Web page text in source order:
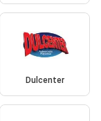
Dulcenter